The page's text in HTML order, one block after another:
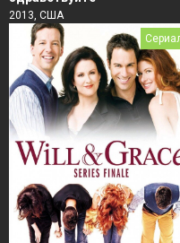
2013, США